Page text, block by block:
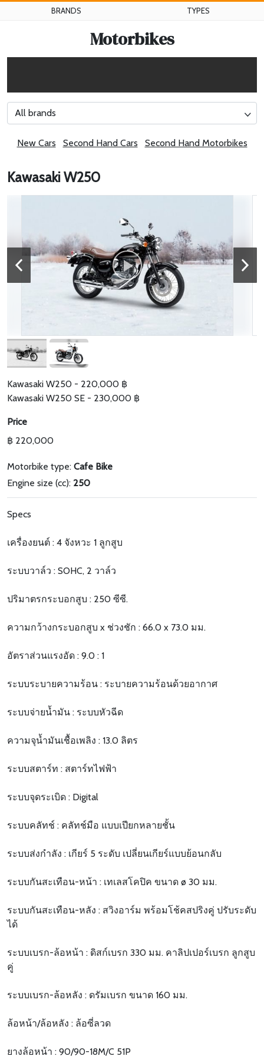
BRANDS TYPES
Motorbikes
All brands
New Cars Second Hand Cars Second Hand Motorbikes
Kawasaki W250
Kawasaki W250 - 220,000 ฿
Kawasaki W250 SE - 230,000 ฿
Price
฿ 220,000
Motorbike type: Cafe Bike
Engine size (cc): 250
Specs
เครื่องยนต์ : 4 จังหวะ 1 ลูกสูบ
ระบบวาล์ว : SOHC, 2 วาล์ว
ปริมาตรกระบอกสูบ : 250 ซีซี.
ความกว้างกระบอกสูบ x ช่วงชัก : 66.0 x 73.0 มม.
อัตราส่วนแรงอัด : 9.0 : 1
ระบบระบายความร้อน : ระบายความร้อนด้วยอากาศ
ระบบจ่ายน้ำมัน : ระบบหัวฉีด
ความจุน้ำมันเชื้อเพลิง : 13.0 ลิตร
ระบบสตาร์ท : สตาร์ทไฟฟ้า
ระบบจุดระเบิด : Digital
ระบบคลัทช์ : คลัทช์มือ แบบเปียกหลายชั้น
ระบบส่งกำลัง : เกียร์ 5 ระดับ เปลี่ยนเกียร์แบบย้อนกลับ
ระบบกันสะเทือน-หน้า : เทเลสโคปิค ขนาด ø 30 มม.
ระบบกันสะเทือน-หลัง : สวิงอาร์ม พร้อมโช้คสปริงคู่ ปรับระดับ
ได้
ระบบเบรก-ล้อหน้า : ดิสก์เบรก 330 มม. คาลิปเปอร์เบรก ลูกสูบ
คู่
ระบบเบรก-ล้อหลัง : ดรัมเบรก ขนาด 160 มม.
ล้อหน้า/ล้อหลัง : ล้อซี่ลวด
ยางล้อหน้า : 90/90-18M/C 51P